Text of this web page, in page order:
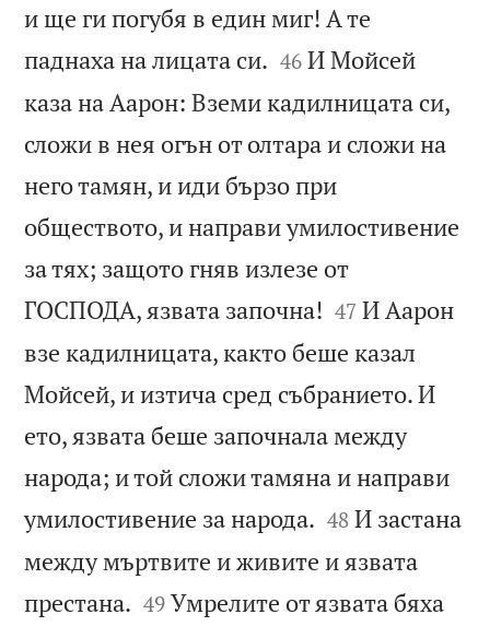
и ще ги погубя в един миг! А те
паднаха на лицата си. 

46 И Мойсей
каза на Аарон: Вземи кадилницата си,
сложи в нея огън от олтара и сложи на
него тамян, и иди бързо при
обществото, и направи умилостивение
за тях; защото гняв излезе от
ГОСПОДА, язвата започна! 

47 И Аарон
взе кадилницата, както беше казал
Мойсей, и изтича сред събранието. И
ето, язвата беше започнала между
народа; и той сложи тамяна и направи
умилостивение за народа. 

48 И застана
между мъртвите и живите и язвата
престана. 

49 Умрелите от язвата бяха